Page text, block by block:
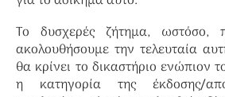
Το δυσχερές ζήτημα, ωστόσο,
ακολουθήσουμε την τελευταία
θα κρίνει το δικαστήριο ενώπιον
η κατηγορία της έκδοσης/